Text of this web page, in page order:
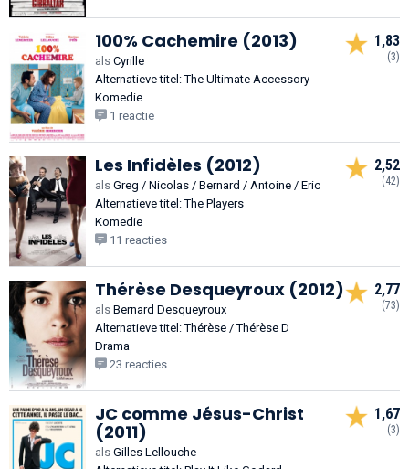
100% Cachemire (2013)
als Cyrille
Alternatieve titel: The Ultimate Accessory
Komedie
1 reactie
1,83
(3)
Les Infidèles (2012)
als Greg / Nicolas / Bernard / Antoine / Eric
Alternatieve titel: The Players
Komedie
11 reacties
2,52
(42)
Thérèse Desqueyroux (2012)
als Bernard Desqueyroux
Alternatieve titel: Thérèse / Thérèse D
Drama
23 reacties
2,77
(73)
JC comme Jésus-Christ
(2011)
als Gilles Lellouche
1,67
(3)